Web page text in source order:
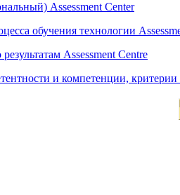
Assessment Center
обучения технологии
Assessment Centre
и компетенции,